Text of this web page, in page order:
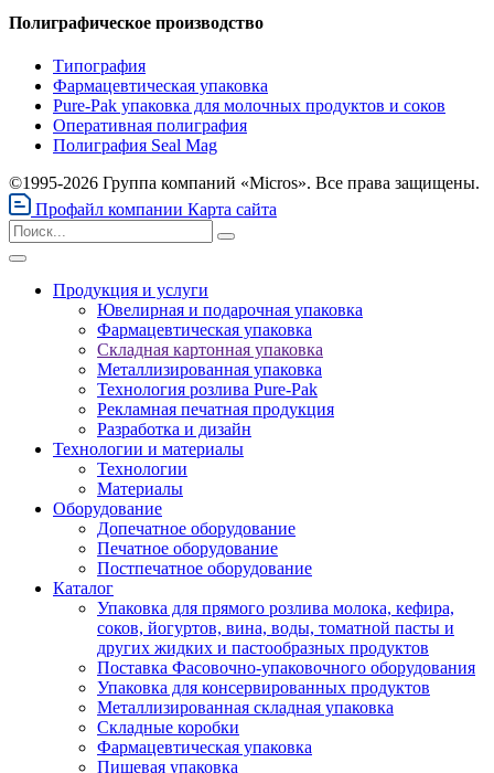
Полиграфическое производство
Типография
Фармацевтическая упаковка
Pure-Pak упаковка для молочных продуктов и соков
Оперативная полиграфия
Полиграфия Seal Mag
©1995-2026 Группа компаний «Micros». Все права защищены.
Профайл компании Карта сайта
Продукция и услуги
Ювелирная и подарочная упаковка
Фармацевтическая упаковка
Складная картонная упаковка
Металлизированная упаковка
Технология розлива Pure-Pak
Рекламная печатная продукция
Разработка и дизайн
Технологии и материалы
Технологии
Материалы
Оборудование
Допечатное оборудование
Печатное оборудование
Постпечатное оборудование
Каталог
Упаковка для прямого розлива молока, кефира,
соков, йогуртов, вина, воды, томатной пасты и
других жидких и пастообразных продуктов
Поставка Фасовочно-упаковочного оборудования
Упаковка для консервированных продуктов
Металлизированная складная упаковка
Складные коробки
Фармацевтическая упаковка
Пищевая упаковка